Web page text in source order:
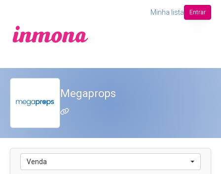
Minha lista Entrar
Megaprops
Venda